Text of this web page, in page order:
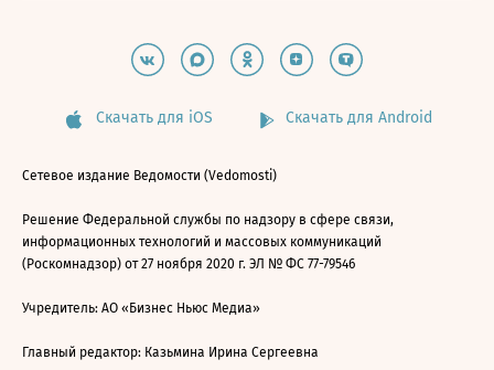
Скачать для iOS Скачать для Android
Сетевое издание Ведомости (Vedomosti)
Решение Федеральной службы по надзору в сфере связи,
информационных технологий и массовых коммуникаций
(Роскомнадзор) от 27 ноября 2020 г. ЭЛ № ФС 77-79546
Учредитель: АО «Бизнес Ньюс Медиа»
Главный редактор: Казьмина Ирина Сергеевна